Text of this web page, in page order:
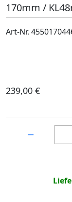
170mm /
Art-Nr.
239,00 €